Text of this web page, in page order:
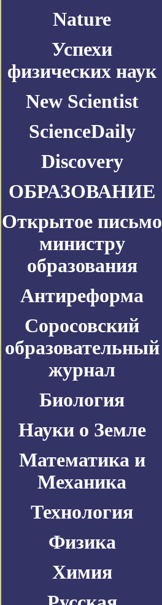
Nature
Успехи
физических наук
New Scientist
ScienceDaily
Discovery
ОБРАЗОВАНИЕ
Открытое письмо
министру
образования
Антиреформа
Соросовский
образовательный
журнал
Биология
Науки о Земле
Математика и
Механика
Технология
Физика
Химия